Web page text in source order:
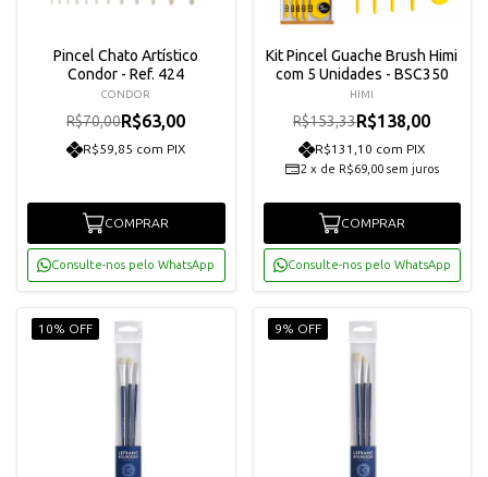
Pincel Chato Artístico
Condor - Ref. 424
CONDOR
R$70,00R$63,00
R$59,85 com PIX
COMPRAR
Consulte-nos pelo WhatsApp
Kit Pincel Guache Brush Himi
com 5 Unidades - BSC350
HIMI
R$153,33R$138,00
R$131,10 com PIX
2 x de R$69,00 sem juros
COMPRAR
Consulte-nos pelo WhatsApp
10% OFF 9% OFF